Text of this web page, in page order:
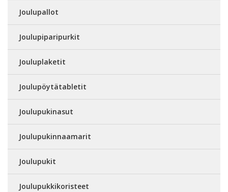
Joulupallot
Joulupiparipurkit
Jouluplaketit
Joulupöytätabletit
Joulupukinasut
Joulupukinnaamarit
Joulupukit
Joulupukkikoristeet